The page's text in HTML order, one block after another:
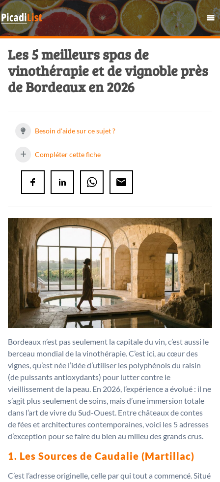
Les 5 meilleurs spas de
vinothérapie et de vignoble près
de Bordeaux en 2026
Besoin d'aide sur ce sujet ?
Compléter cette fiche
Bordeaux n’est pas seulement la capitale du vin, c’est aussi le
berceau mondial de la vinothérapie. C’est ici, au cœur des
vignes, qu’est née l’idée d’utiliser les polyphénols du raisin
(de puissants antioxydants) pour lutter contre le
vieillissement de la peau. En 2026, l’expérience a évolué : il ne
s’agit plus seulement de soins, mais d’une immersion totale
dans l’art de vivre du Sud-Ouest. Entre châteaux de contes
de fées et architectures contemporaines, voici les 5 adresses
d’exception pour se faire du bien au milieu des grands crus.
1. Les Sources de Caudalie (Martillac)
C’est l’adresse originelle, celle par qui tout a commencé. Situé